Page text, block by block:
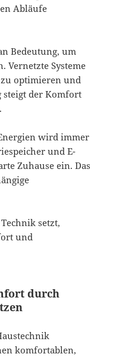
Abläufe
Bedeutung, um
Vernetzte Systeme
optimieren und
steigt der Komfort
wird immer
und E-
Zuhause ein. Das
setzt,
und
durch
komfortablen,